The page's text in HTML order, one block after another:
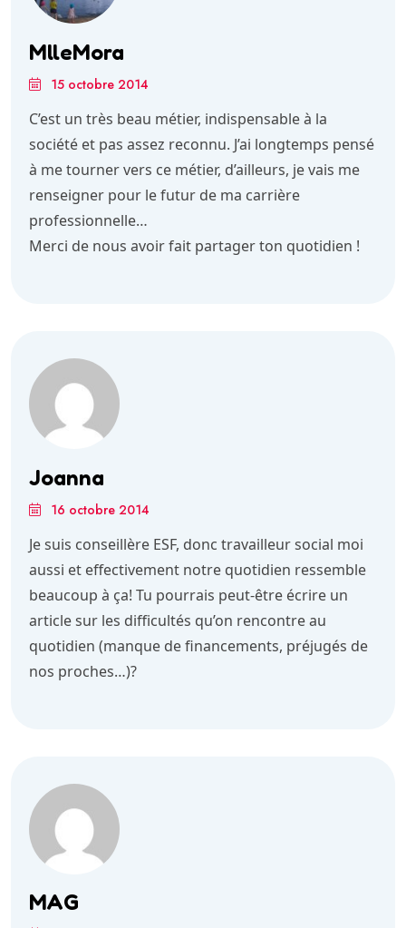
MlleMora
15 octobre 2014
C’est un très beau métier, indispensable à la
société et pas assez reconnu. J’ai longtemps pensé
à me tourner vers ce métier, d’ailleurs, je vais me
renseigner pour le futur de ma carrière
professionnelle…
Merci de nous avoir fait partager ton quotidien !
Joanna
16 octobre 2014
Je suis conseillère ESF, donc travailleur social moi
aussi et effectivement notre quotidien ressemble
beaucoup à ça! Tu pourrais peut-être écrire un
article sur les difficultés qu’on rencontre au
quotidien (manque de financements, préjugés de
nos proches…)?
MAG